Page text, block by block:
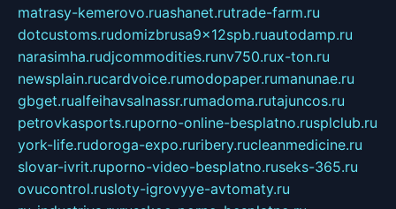
matrasy-kemerovo.ruashanet.rutrade-farm.ru
dotcustoms.rudomizbrusa9x12spb.ruautodamp.ru
narasimha.rudjcommodities.runv750.rux-ton.ru
newsplain.rucardvoice.rumodopaper.rumanunae.ru
gbget.rualfeihavsalnassr.rumadoma.rutajuncos.ru
petrovkasports.ruporno-online-besplatno.rusplclub.ru
york-life.rudoroga-expo.ruribery.rucleanmedicine.ru
slovar-ivrit.ruporno-video-besplatno.ruseks-365.ru
ovucontrol.rusloty-igrovyye-avtomaty.ru